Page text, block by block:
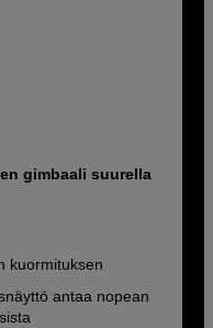
gimbaali suurella
kuormituksen
antaa nopean